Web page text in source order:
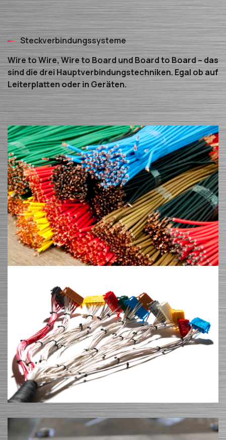
Steckverbindungssysteme
Wire to Wire, Wire to Board und Board to Board – das
sind die drei Hauptverbindungstechniken. Egal ob auf
Leiterplatten oder in Geräten.